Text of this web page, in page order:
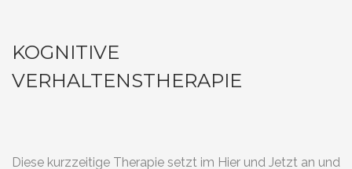
KOGNITIVE
VERHALTENSTHERAPIE
Diese kurzzeitige Therapie setzt im Hier und Jetzt an und